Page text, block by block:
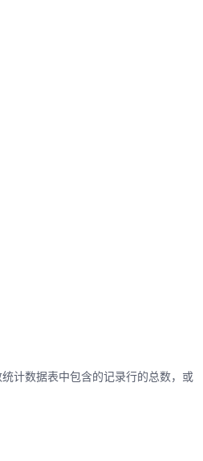
计数据表中包含的记录行的总数，或